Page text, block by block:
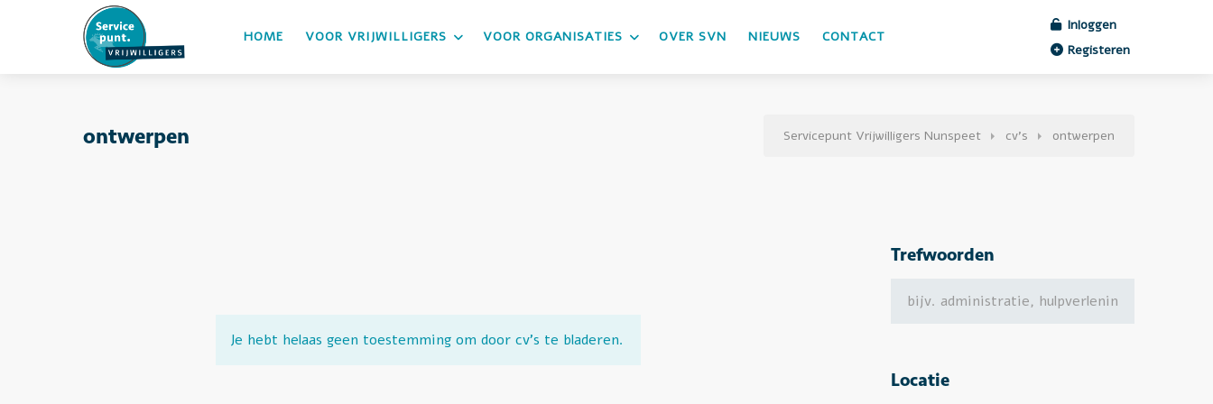
HOME VOOR VRIJWILLIGERS VOOR ORGANISATIES OVER SVN NIEUWS CONTACT
Inloggen
Registeren
ontwerpen Servicepunt Vrijwilligers Nunspeet cv's ontwerpen
Trefwoorden
Locatie
Je hebt helaas geen toestemming om door cv's te bladeren.